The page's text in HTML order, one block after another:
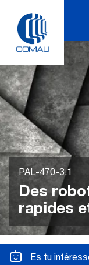
content
PAL-470-3.1
Des
rapides
Es tu